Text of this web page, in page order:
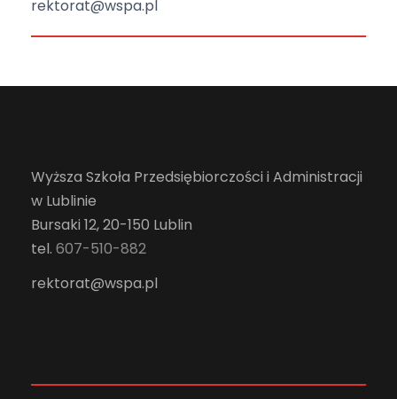
rektorat@wspa.pl
Wyższa Szkoła Przedsiębiorczości i Administracji
w Lublinie
Bursaki 12, 20-150 Lublin
tel. 607-510-882
rektorat@wspa.pl